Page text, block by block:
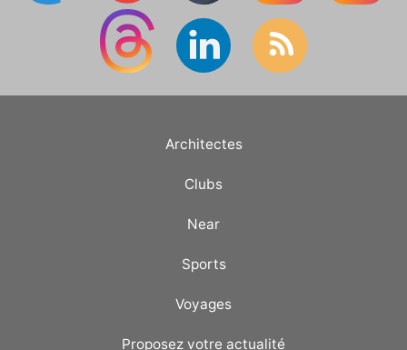
Architectes
Clubs
Near
Sports
Voyages
Proposez votre actualité